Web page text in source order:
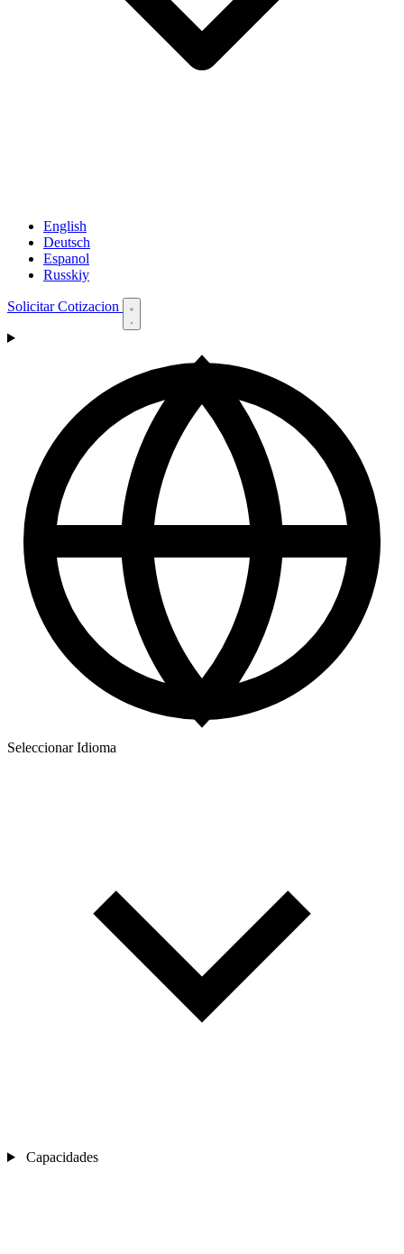
English
Deutsch
Espanol
Russkiy
Solicitar Cotizacion
Seleccionar Idioma
Capacidades